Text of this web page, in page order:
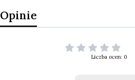
Opinie
Liczba ocen: 0